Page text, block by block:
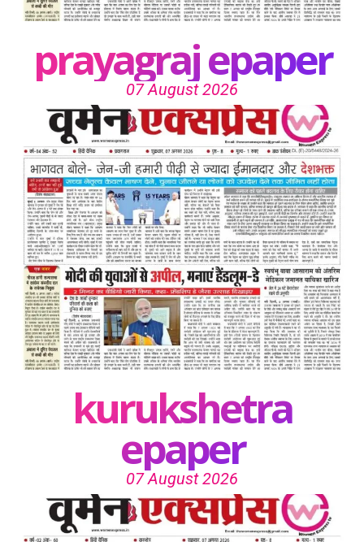
prayagraj epaper
07 August 2026
kurukshetra
epaper
07 August 2026